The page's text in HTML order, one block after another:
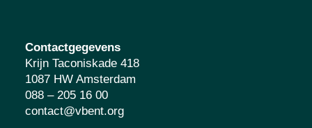
Contactgegevens
Krijn Taconiskade 418
1087 HW Amsterdam
088 – 205 16 00
contact@vbent.org